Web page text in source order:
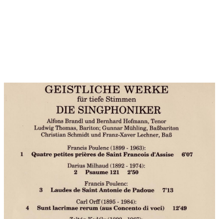
eine Fassung mit Schlagzeugensemble (Marimbaphone u.a.)
und Violoncello solo. Dass für die Cello-Interpretation Anja
Lechner gewonnen werden konnte, war mir eine große Freude.
...den Singphonikern gewidmet
Uraufführung:12.01.1986 , Christuskirche München
Uraufführung Interpreten:Die Singphoniker (Version I)
Uraufführung Presseberichte:Münchner Merkur (24.12.1986):
Die Gegenüberstellung der Worte aus dem Johannes-
Evangelium aus der Vulgata und in Luthers Deutsch sollte sich
in der Musik niederschlagen; einerseits archaisch-karg, klang
nach Organa und Orff, meditativ; andererseits 'subjektiv-
gestisch', klang nach Penderecki; mit aufgeregtem
Deklamieren, Flüstern und Rufen, Falsett und Glissandi. Am